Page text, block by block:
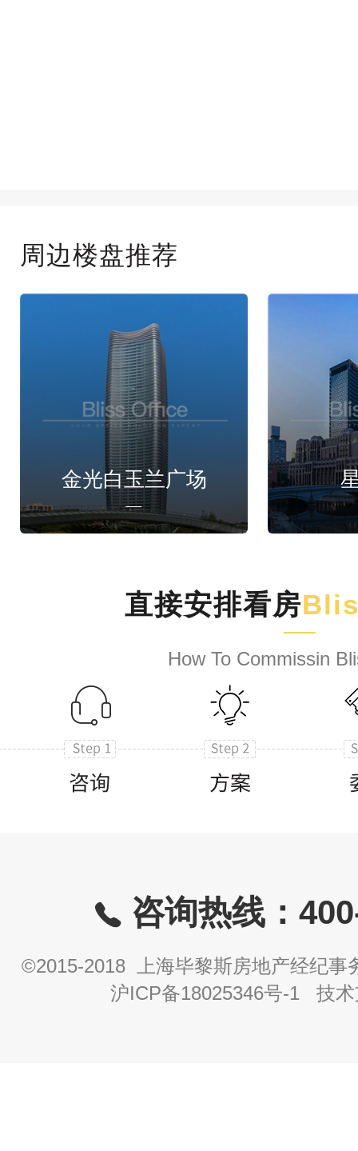
周边楼盘推荐
金光白玉兰广场
直接安排看房
How To Commissin
咨询热线：
©2015-2018 上海毕黎斯房地产经纪事
沪ICP备18025346号-1 技术